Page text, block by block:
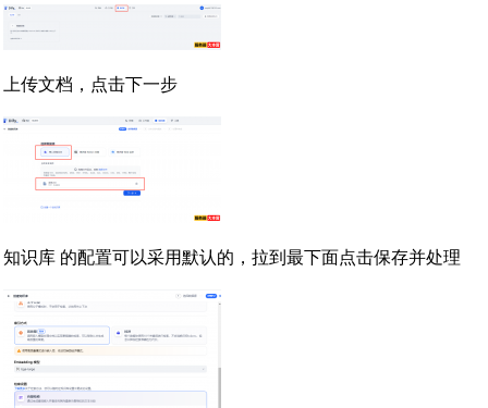
上传文档，点击下一步
知识库 的配置可以采用默认的，拉到最下面点击保存并处理